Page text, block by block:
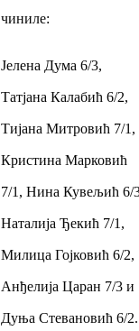
чиниле:
Јелена Дума 6/3,
Татјана Калабић 6/2,
Тијана Митровић 7/1,
Кристина Марковић
7/1, Нина Кувељић 6/
Наталија Ђекић 7/1,
Милица Гојковић 6/2,
Анђелија Царан 7/3 и
Дуња Стевановић 6/2.